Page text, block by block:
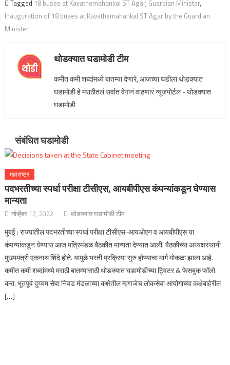
Tagged 18 buses at Kavathemahankal ST Agar, Guardian Minister,
Inauguration of 18 buses at Kavathemahankal ST Agar by the Guardian
Minister
थोडक्यात घडामोडी टीम
कमीत कमी शब्दांमध्ये बातम्या देणारे, आजच्या घडीला थोडक्यात
घडामोडी हे मराठीतलं सर्वात वेगानं वाढणारं न्यूजपोर्टल - थोडक्यात
घडामोडी
संबंधित घडामोडी
महाराष्ट्र
पदभरतीच्या स्पर्धा परीक्षा टीसीएस, आयबीपीएस कंपन्यांकडून घेण्यास
मान्यता
नोव्हेंबर 17, 2022 थोडक्यात घडामोडी टीम
मुंबई : राज्यातील पदभरतीच्या स्पर्धा परीक्षा टीसीएस-आयओएन व आयबीपीएस या
कंपन्यांकडून घेण्यास आज मंत्रिमंडळ बैठकीत मान्यता देण्यात आली. बैठकीच्या अध्यक्षस्थानी
मुख्यमंत्री एकनाथ शिंदे होते. यामुळे भरती प्रक्रिया सुरु होण्याचा मार्ग मोकळा झाला आहे.
कमीत कमी शब्दांमध्ये मराठी बातम्यासाठी थोडक्यात घडामोडीच्या ट्विटर & फेसबुक फॉलो
करा. भूतपूर्व दुय्यम सेवा निवड मंडळाच्या कक्षेतील म्हणजेच लोकसेवा आयोगाच्या कक्षेबाहेरील
[…]